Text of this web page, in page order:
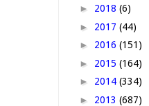
► 2018 (6)
► 2017 (44)
► 2016 (151)
► 2015 (164)
► 2014 (334)
► 2013 (687)